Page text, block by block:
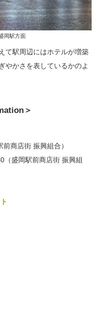
岡駅方面
て駅周辺にはホテルが増築
やかさを表しているかのよ
＞
商店街 振興組合）
（盛岡駅前商店街 振興組